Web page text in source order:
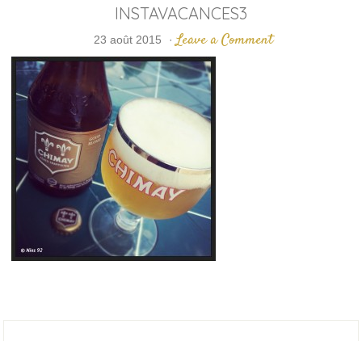
INSTAVACANCES3
23 août 2015 · Leave a Comment